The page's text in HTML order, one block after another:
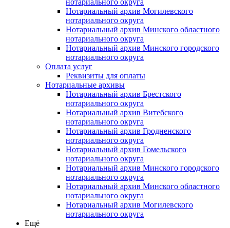
Нотариальный архив Могилевского
нотариального округа
Нотариальный архив Минского областного
нотариального округа
Нотариальный архив Минского городского
нотариального округа
Оплата услуг
Реквизиты для оплаты
Нотариальные архивы
Нотариальный архив Брестского
нотариального округа
Нотариальный архив Витебского
нотариального округа
Нотариальный архив Гродненского
нотариального округа
Нотариальный архив Гомельского
нотариального округа
Нотариальный архив Минского городского
нотариального округа
Нотариальный архив Минского областного
нотариального округа
Нотариальный архив Могилевского
нотариального округа
Ещё